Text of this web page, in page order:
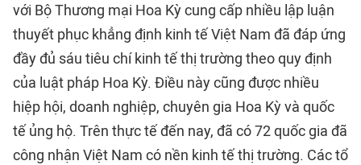
với Bộ Thương mại Hoa Kỳ cung cấp nhiều lập luận
thuyết phục khẳng định kinh tế Việt Nam đã đáp ứng
đầy đủ sáu tiêu chí kinh tế thị trường theo quy định
của luật pháp Hoa Kỳ. Điều này cũng được nhiều
hiệp hội, doanh nghiệp, chuyên gia Hoa Kỳ và quốc
tế ủng hộ. Trên thực tế đến nay, đã có 72 quốc gia đã
công nhận Việt Nam có nền kinh tế thị trường. Các tổ